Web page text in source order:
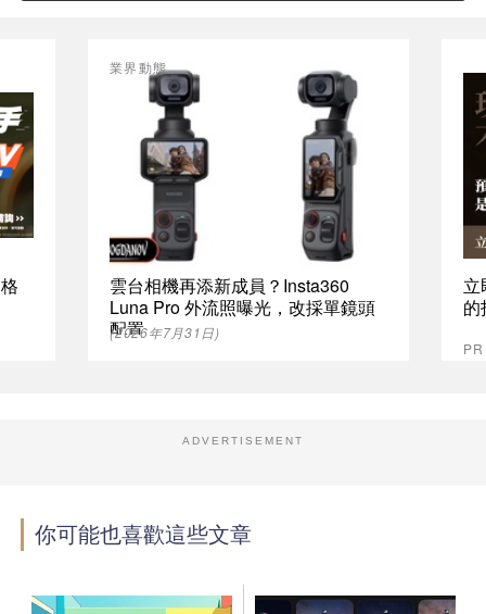
雲台相機再添新成員？Insta360
Luna Pro 外流照曝光，改採單鏡頭
配置
業界動態
(2026年7月31日)
的
ADVERTISEMENT
你可能也喜歡這些文章